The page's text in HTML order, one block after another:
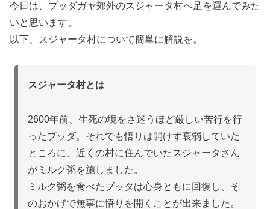
今日は、ブッダガヤ郊外のスジャータ村へ足を運んでみた
いと思います。
以下、スジャータ村について簡単に解説を。
スジャータ村とは
2600年前、生死の境をさ迷うほど厳しい苦行を行
ったブッダ。それでも悟りは開けず衰弱していた
ところに、近くの村に住んでいたスジャータさん
がミルク粥を施しました。
ミルク粥を食べたブッタは心身ともに回復し、そ
のおかげで無事に悟りを開くことが出来ました。